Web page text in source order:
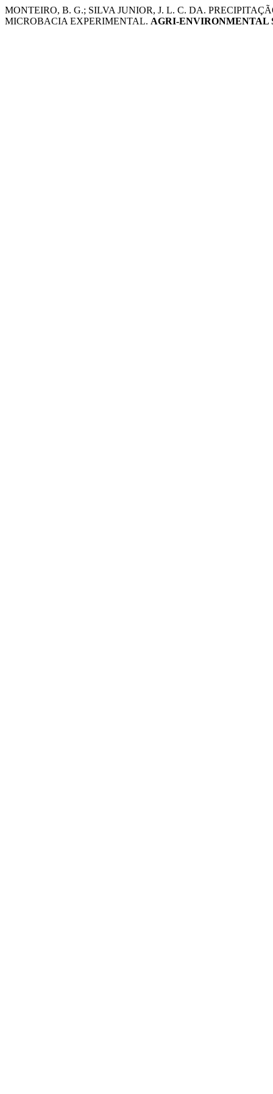
MONTEIRO, B. G.; SILVA JUNIOR, J. L. C. DA.
MICROBACIA EXPERIMENTAL. AGRI-ENVIRONMENTAL